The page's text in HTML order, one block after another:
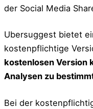
der Social Media
Ubersuggest bietet
kostenpflichtige
kostenlosen Version
Analysen zu
Bei der